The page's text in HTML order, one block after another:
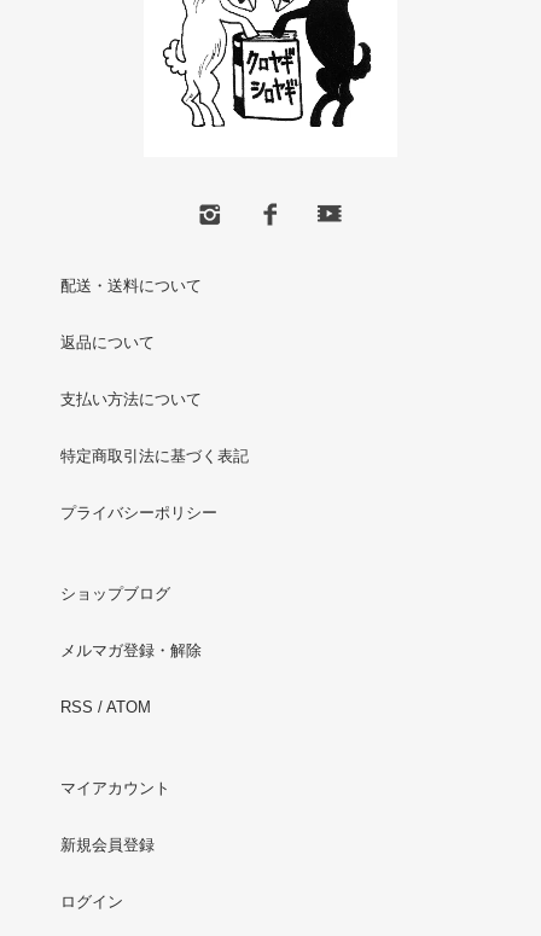
配送・送料について
返品について
支払い方法について
特定商取引法に基づく表記
プライバシーポリシー
ショップブログ
メルマガ登録・解除
RSS / ATOM
マイアカウント
新規会員登録
ログイン